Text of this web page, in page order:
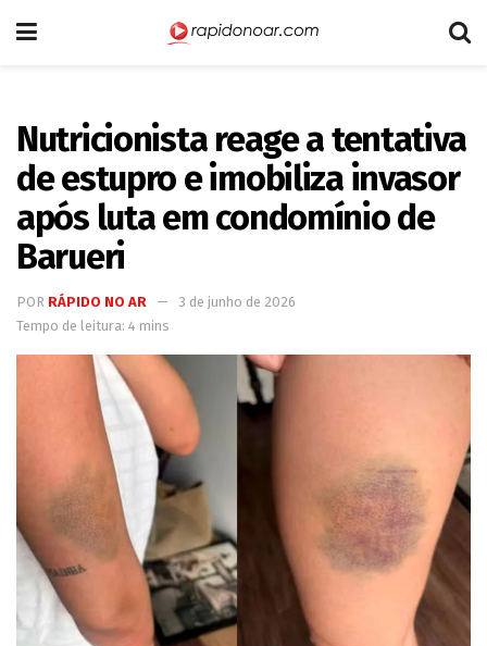
Nutricionista reage a tentativa
de estupro e imobiliza invasor
após luta em condomínio de
Barueri
POR RÁPIDO NO AR
3 de junho de 2026
Tempo de leitura: 4 mins